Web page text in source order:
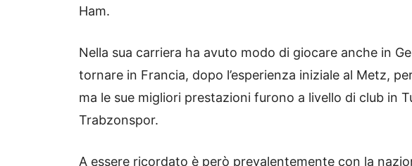
Ham.
Nella sua carriera ha avuto modo di giocare anche in
tornare in Francia, dopo l’esperienza iniziale al Metz,
ma le sue migliori prestazioni furono a livello di club in
Trabzonspor.
A essere ricordato è però prevalentemente con la